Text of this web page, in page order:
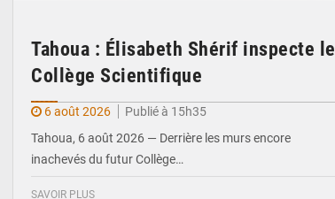
Tahoua : Élisabeth Shérif inspecte le
Collège Scientifique
6 août 2026
Publié à 15h35
Tahoua, 6 août 2026 — Derrière les murs encore
inachevés du futur Collège…
SAVOIR PLUS